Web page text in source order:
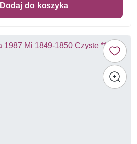
Dodaj do koszyka